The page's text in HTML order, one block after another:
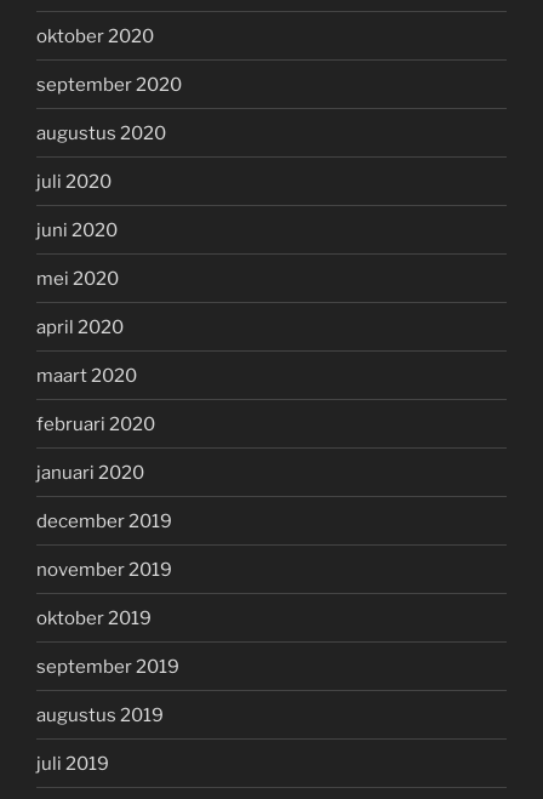
oktober 2020
september 2020
augustus 2020
juli 2020
juni 2020
mei 2020
april 2020
maart 2020
februari 2020
januari 2020
december 2019
november 2019
oktober 2019
september 2019
augustus 2019
juli 2019